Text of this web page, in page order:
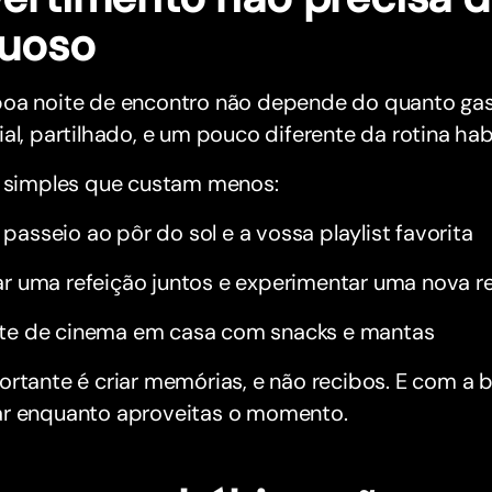
noite de encontro não depende do quanto
partilhado, e um pouco diferente da rotina
que custam menos:
passeio ao pôr do sol e a vossa playlist favorita
uma refeição juntos e experimentar uma nova
de cinema em casa com snacks e mantas
é criar memórias, e não recibos. E com a
enquanto aproveitas o momento.